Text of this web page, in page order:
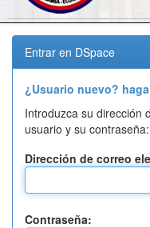
Skip
navigation
Entrar en DSpace
¿Usuario nuevo?
Introduzca su dirección
usuario y su contraseña:
Dirección de correo
Contraseña: